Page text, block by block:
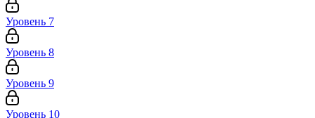
Уровень 7
Уровень 8
Уровень 9
Уровень 10